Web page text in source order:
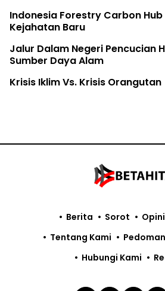
Indonesia Forestry Carbon
Kejahatan Baru
Jalur Dalam Negeri Pencucian
Sumber Daya Alam
Krisis Iklim Vs. Krisis Orangutan
Berita Sorot Opini
Tentang Kami
Hubungi Kami